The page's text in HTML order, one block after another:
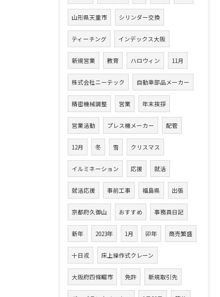
山形県天童市 シリンダー交換
ティーチング インデックス大阪
新規営業 教育 ハロウィン 11月
株式会社ニーテック 自動車部品メーカー
精密機械調整 営業 年末挨拶
営業活動 プレス機メーカー 配管
12月 冬 雪 クリスマス
イルミネーション 応援 就活
就活応援 事前工事 福島県 出張
京都府久御山 おすすめ 事務員日記
新年 2023年 1月 卯年 商売繁盛
十日戎 床上操作式クレーン
大阪府四條畷市 免許 新規取引先